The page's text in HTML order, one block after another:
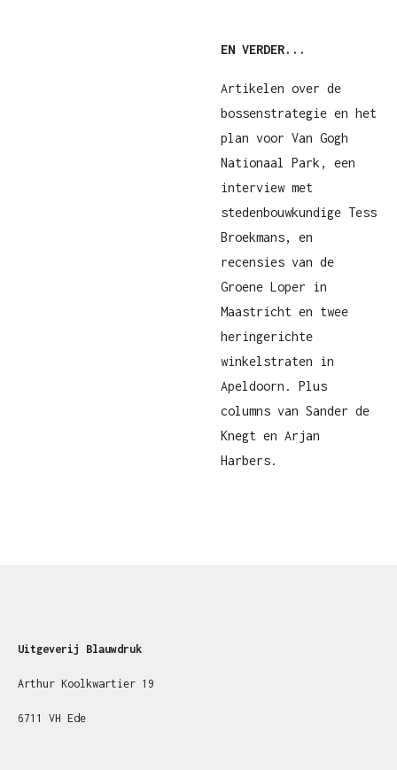
EN VERDER...
Artikelen over de
bossenstrategie en het
plan voor Van Gogh
Nationaal Park, een
interview met
stedenbouwkundige Tess
Broekmans, en
recensies van de
Groene Loper in
Maastricht en twee
heringerichte
winkelstraten in
Apeldoorn. Plus
columns van Sander de
Knegt en Arjan
Harbers.
Uitgeverij Blauwdruk
Arthur Koolkwartier 19
6711 VH Ede